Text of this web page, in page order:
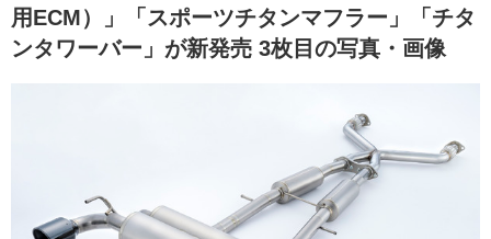
その他
カーグッズニュース
ニュース 試乗記
アクセスランキング
用ECM）」「スポーツチタンマフラー」「チタ
ンタワーバー」が新発売 3枚目の写真・画像